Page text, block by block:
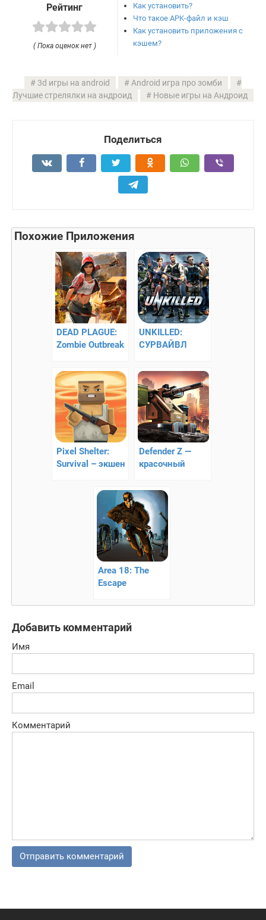
Рейтинг
( Пока оценок нет )
Как установить?
Что такое APK-файл и кэш
Как установить приложения с
кэшем?
3d игры на android
Android игра про зомби
Лучшие стрелялки на андроид
Новые игры на Андроид
Поделиться
Похожие Приложения
DEAD PLAGUE:
Zombie Outbreak
наступление
зомби
UNKILLED:
СУРВАЙВЛ
поборите
эпидемию
Pixel Shelter:
Survival – экшен
пространстве
Defender Z —
красочный
защите башни
от зомби!
Area 18: The
Escape
Добавить комментарий
Имя
Email
Комментарий